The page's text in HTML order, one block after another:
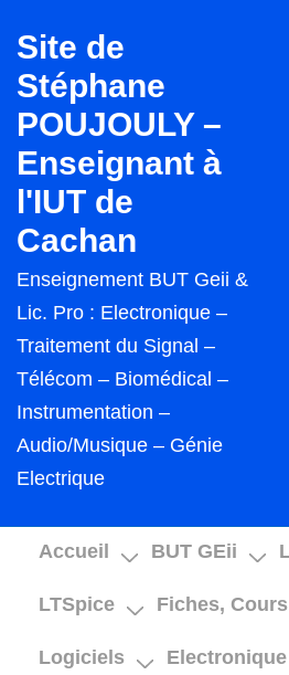
passer
au
contenu
principal
Site de
Stéphane
POUJOULY –
Enseignant à
l'IUT de
Cachan
Enseignement BUT Geii &
Lic. Pro : Electronique –
Traitement du Signal –
Télécom – Biomédical –
Instrumentation –
Audio/Musique – Génie
Electrique
Main
Accueil BUT GEii
LTSpice Fiches,
Logiciels